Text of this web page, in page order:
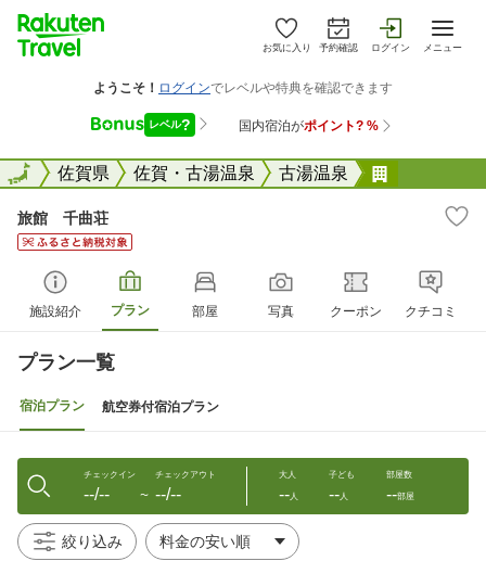
お気に入り 予約確認 ログイン メニュー
全国佐賀県 佐賀・古湯温泉 古湯温泉
全国
旅館 千曲荘
施設紹介 プラン 部屋 写真 クーポン クチコミ
プラン一覧
宿泊プラン 航空券付宿泊プラン
チェックイン
--/-- 〜
チェックアウト
--/--
大人
--人
子ども
--人
部屋数
--部屋
絞り込み